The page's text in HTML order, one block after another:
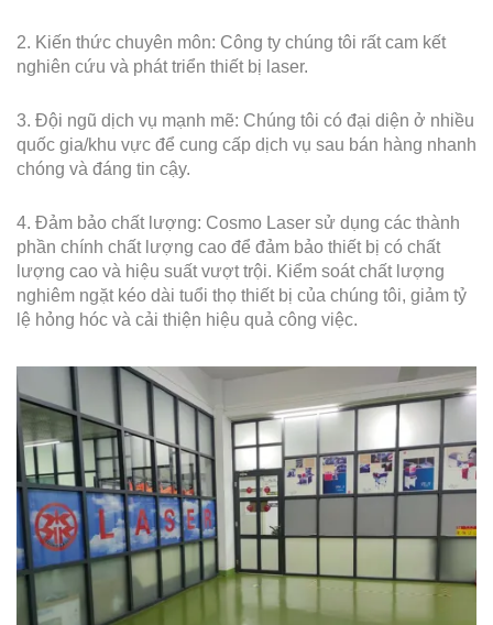
2. Kiến thức chuyên môn: Công ty chúng tôi rất cam kết
nghiên cứu và phát triển thiết bị laser.
3. Đội ngũ dịch vụ mạnh mẽ: Chúng tôi có đại diện ở nhiều
quốc gia/khu vực để cung cấp dịch vụ sau bán hàng nhanh
chóng và đáng tin cậy.
4. Đảm bảo chất lượng: Cosmo Laser sử dụng các thành
phần chính chất lượng cao để đảm bảo thiết bị có chất
lượng cao và hiệu suất vượt trội. Kiểm soát chất lượng
nghiêm ngặt kéo dài tuổi thọ thiết bị của chúng tôi, giảm tỷ
lệ hỏng hóc và cải thiện hiệu quả công việc.